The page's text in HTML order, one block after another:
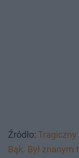
Źródło: Tragiczny
Bąk. Był